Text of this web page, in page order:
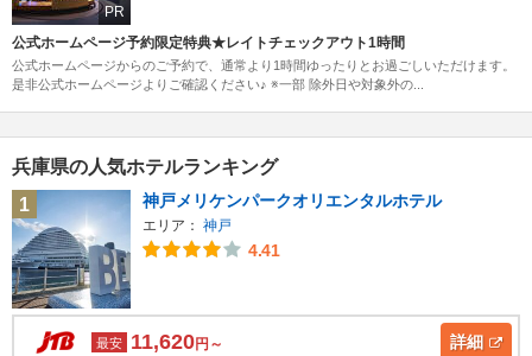
PR
公式ホームページ予約限定特典★レイトチェックアウト1時間
公式ホームページからのご予約で、通常より1時間ゆったりとお過ごしいただけます。
是非公式ホームページよりご確認ください♪ ※一部 除外日や対象外の...
兵庫県の人気ホテルランキング
1
神戸メリケンパークオリエンタルホテル
エリア： 神戸
4.41
最安 11,620円～ 詳細